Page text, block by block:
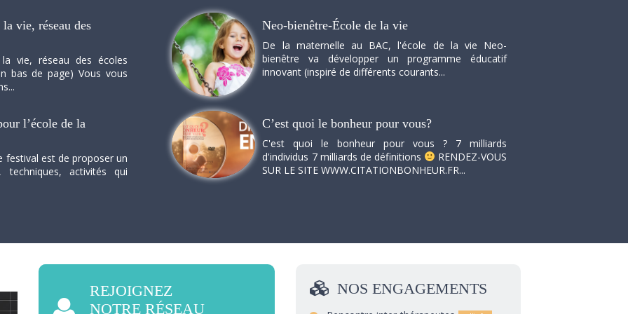
vie, réseau des
vie, réseau des écoles
bas de page) Vous vous
Neo-bienêtre-École de la vie
De la maternelle au BAC, l'école de la vie Neo-
bienêtre va développer un programme éducatif
innovant (inspiré de différents courants...
l’école de la
festival est de proposer un
activités qui
C’est quoi le bonheur pour vous?
C'est quoi le bonheur pour vous ? 7 milliards
d'individus 7 milliards de définitions
RENDEZ-VOUS
SUR LE SITE WWW.CITATIONBONHEUR.FR...
REJOIGNEZ
NOTRE RÉSEAU
NOS ENGAGEMENTS